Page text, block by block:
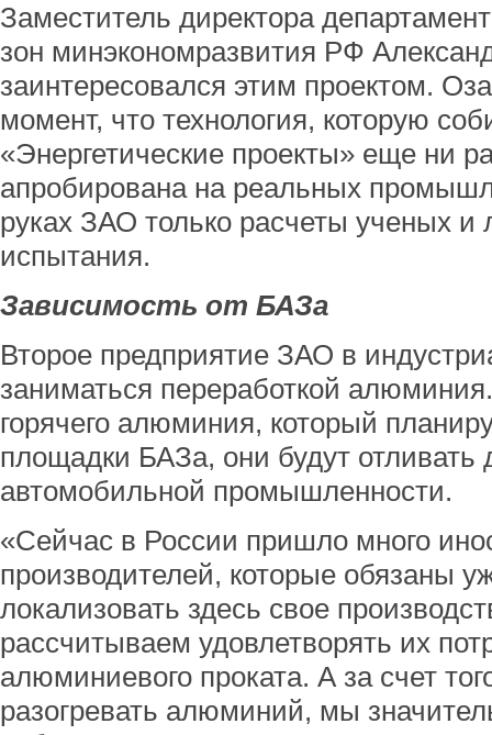
Заместитель директора
зон минэкономразвития РФ
заинтересовался этим проектом.
момент, что технология, которую
«Энергетические проекты» еще ни
апробирована на реальных
руках ЗАО только расчеты ученых и
испытания.
Зависимость от БАЗа
Второе предприятие ЗАО в
заниматься переработкой
горячего алюминия, который
площадки БАЗа, они будут отливать
автомобильной промышленности.
«Сейчас в России пришло много
производителей, которые обязаны
локализовать здесь свое
рассчитываем удовлетворять их
алюминиевого проката. А за счет
разогревать алюминий, мы